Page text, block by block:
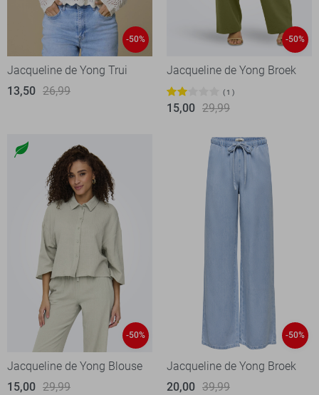
-50%
Jacqueline de Yong Trui
13,50 26,99
-50%
Jacqueline de Yong Broek
1
15,00 29,99
-50%
Jacqueline de Yong Blouse
15,00 29,99
-50%
Jacqueline de Yong Broek
20,00 39,99